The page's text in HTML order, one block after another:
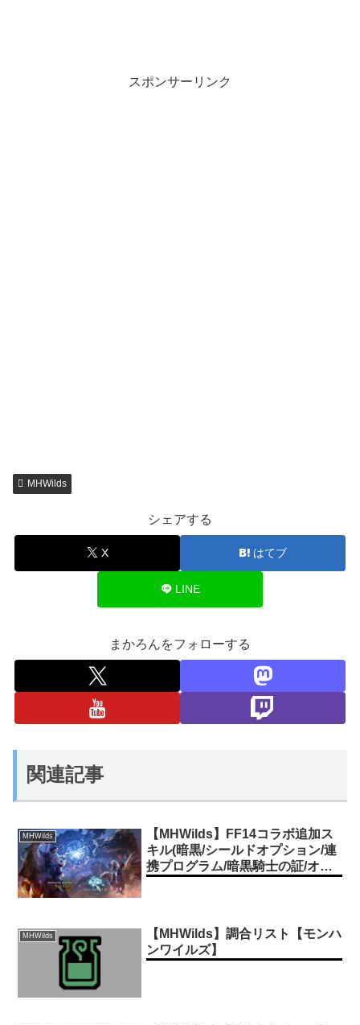
スポンサーリンク
MHWilds
シェアする
X はてブ
LINE
まかろんをフォローする
関連記事
MHWilds
【MHWilds】FF14コラボ追加ス
キル(暗黒/シールドオプション/連
携プログラム/暗黒騎士の証/オメ
MHWilds
【MHWilds】調合リスト【モンハ
ンワイルズ】